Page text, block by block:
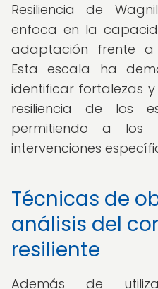
Resiliencia de
enfoca en la
adaptación frente a
Esta escala ha
identificar fortalezas
resiliencia de los
permitiendo a los
intervenciones
Técnicas de
análisis del
resiliente
Además de